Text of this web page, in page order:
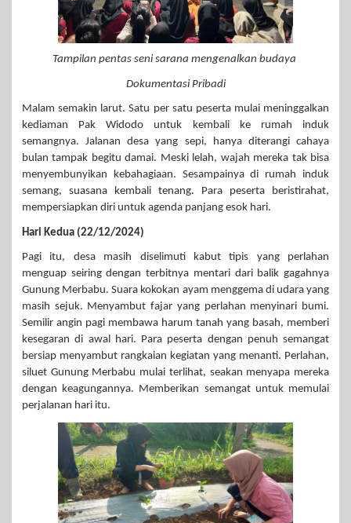
Tampilan pentas seni sarana mengenalkan budaya
Dokumentasi Pribadi
Malam semakin larut. Satu per satu peserta mulai meninggalkan
kediaman Pak Widodo untuk kembali ke rumah induk
semangnya. Jalanan desa yang sepi, hanya diterangi cahaya
bulan tampak begitu damai. Meski lelah, wajah mereka tak bisa
menyembunyikan kebahagiaan. Sesampainya di rumah induk
semang, suasana kembali tenang. Para peserta beristirahat,
mempersiapkan diri untuk agenda panjang esok hari.
Hari Kedua (22/12/2024)
Pagi itu, desa masih diselimuti kabut tipis yang perlahan
menguap seiring dengan terbitnya mentari dari balik gagahnya
Gunung Merbabu. Suara kokokan ayam menggema di udara yang
masih sejuk. Menyambut fajar yang perlahan menyinari bumi.
Semilir angin pagi membawa harum tanah yang basah, memberi
kesegaran di awal hari. Para peserta dengan penuh semangat
bersiap menyambut rangkaian kegiatan yang menanti. Perlahan,
siluet Gunung Merbabu mulai terlihat, seakan menyapa mereka
dengan keagungannya. Memberikan semangat untuk memulai
perjalanan hari itu.